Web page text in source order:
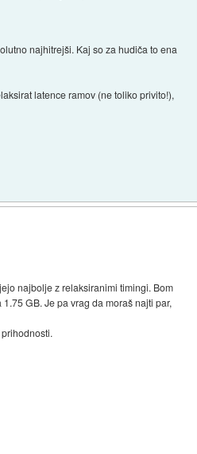
najhitrejši. Kaj so za hudiča to ena
latence ramov (ne toliko privito!),
najbolje z relaksiranimi timingi. Bom
GB. Je pa vrag da moraš najti par,